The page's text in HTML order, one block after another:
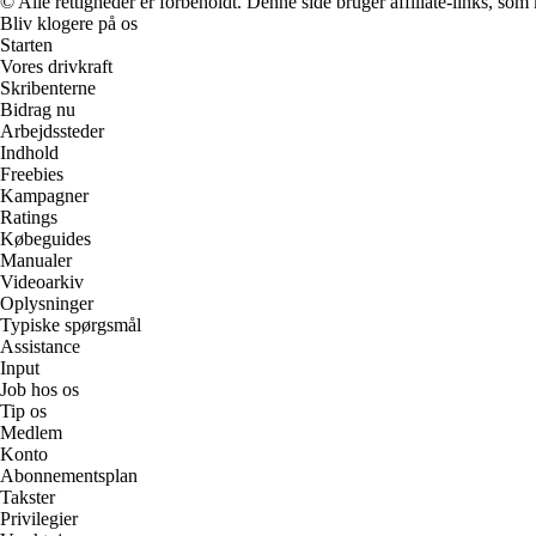
Bliv klogere på os
Starten
Vores drivkraft
Skribenterne
Bidrag nu
Arbejdssteder
Indhold
Freebies
Kampagner
Ratings
Købeguides
Manualer
Videoarkiv
Oplysninger
Typiske spørgsmål
Assistance
Input
Job hos os
Tip os
Medlem
Konto
Abonnementsplan
Takster
Privilegier